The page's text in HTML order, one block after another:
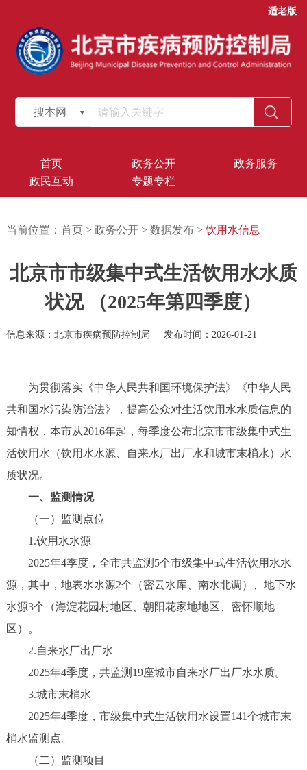
适老版
搜本网
首页 政务公开
政务服务
政民互动
专题专栏
当前位置： 首页> 政务公开> 数据发布> 饮用水信息
北京市市级集中式生活饮用水水质
状况 （2025年第四季度）
信息来源：北京市疾病预防控制局 发布时间：2026-01-21
为贯彻落实《中华人民共和国环境保护法》《中华人民
共和国水污染防治法》，提高公众对生活饮用水水质信息的
知情权，本市从2016年起，每季度公布北京市市级集中式生
活饮用水（饮用水水源、自来水厂出厂水和城市末梢水）水
质状况。
一、监测情况
（一）监测点位
1.饮用水水源
2025年4季度，全市共监测5个市级集中式生活饮用水水
源，其中，地表水水源2个（密云水库、南水北调）、地下水
水源3个（海淀花园村地区、朝阳花家地地区、密怀顺地
区）。
2.自来水厂出厂水
2025年4季度，共监测19座城市自来水厂出厂水水质。
3.城市末梢水
2025年4季度，市级集中式生活饮用水设置141个城市末
梢水监测点。
（二）监测项目